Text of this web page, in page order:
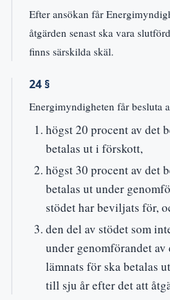
Efter ansökan får
åtgärden senast ska vara
finns särskilda skäl.
24 §
Energimyndigheten får besluta
högst 20 procent av det
betalas ut i förskott,
högst 30 procent av det
betalas ut under
stödet har beviljats för,
den del av stödet som
under genomförandet
lämnats för ska betalas
till sju år efter det att